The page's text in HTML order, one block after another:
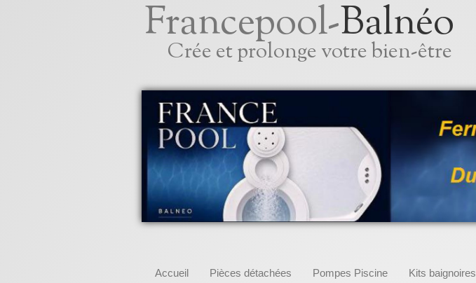
Francepool-Balnéo
Crée et prolonge votre bien-être
Accueil Pièces détachées Pompes Piscine Kits baignoires